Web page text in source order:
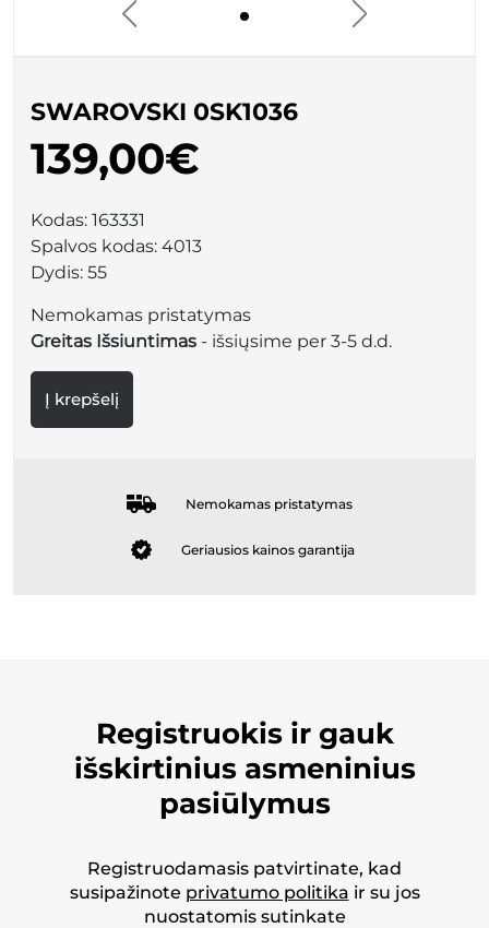
SWAROVSKI 0SK1036
139,00€
Kodas: 163331
Spalvos kodas: 4013
Dydis: 55
Nemokamas pristatymas
Greitas Išsiuntimas - išsiųsime per 3-5 d.d.
Į krepšelį
Nemokamas pristatymas
Geriausios kainos garantija
Registruokis ir gauk
išskirtinius asmeninius
pasiūlymus
Registruodamasis patvirtinate, kad
susipažinote privatumo politika ir su jos
nuostatomis sutinkate